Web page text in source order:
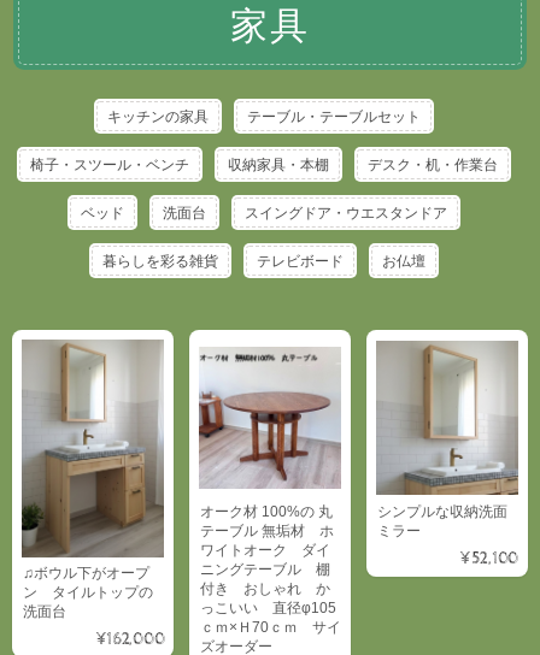
家具
キッチンの家具 テーブル・テーブルセット
椅子・スツール・ベンチ 収納家具・本棚 デスク・机・作業台
ベッド 洗面台 スイングドア・ウエスタンドア
暮らしを彩る雑貨 テレビボード お仏壇
♫ボウル下がオープ
ン タイルトップの
洗面台
¥162,000
オーク材 100%の 丸
テーブル 無垢材 ホ
ワイトオーク ダイ
ニングテーブル 棚
付き おしゃれ か
っこいい 直径φ105
ｃｍ×Ｈ70ｃｍ サイ
ズオーダー
シンプルな収納洗面
ミラー
¥52,100